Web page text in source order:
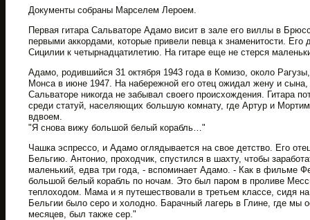
Документы собраны Марселем Лероем.
Первая гитара Сальваторе Адамо висит в зале его виллы в
первыми аккордами, которые привели певца к знаменитости. Его
Сицилии к четырнадцатилетию. На гитаре еще не стерся
Адамо, родившийся 31 октября 1943 года в Комизо, около
Монса в июне 1947. На набережной его отец ожидал жену и
Сальваторе никогда не забывал своего происхождения. Гитара
среди статуй, населяющих большую комнату, где Артур и
вдвоем.
"Я снова вижу большой белый корабль…"
Чашка эспрессо, и Адамо оглядывается на свое детство. Его
Бельгию. Антонио, проходчик, спустился в шахту, чтобы
маленький, едва три года, - вспоминает Адамо. - Как в фильме
большой белый корабль по ночам. Это был паром в проливе
теплоходом. Мама и я путешествовали в третьем классе, сидя
Бельгии было серо и холодно. Барачный лагерь в Глине, где мы
месяцев, был также сер."